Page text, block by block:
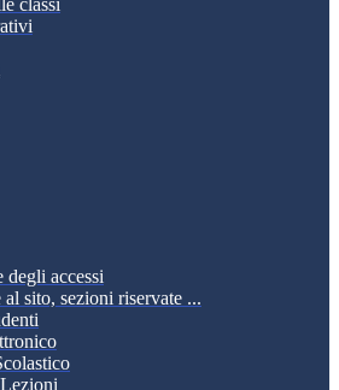
classi
degli accessi
al sito, sezioni riservate ...